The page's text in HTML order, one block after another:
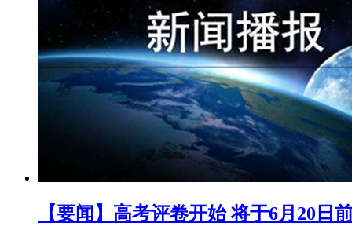
【要闻】高考评卷开始 将于6月20日